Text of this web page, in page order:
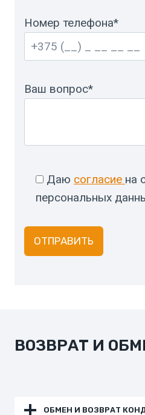
Номер телефона*
Ваш вопрос*
Даю согласие на
персональных
ВОЗВРАТ И
ОБМЕН И ВОЗВРАТ